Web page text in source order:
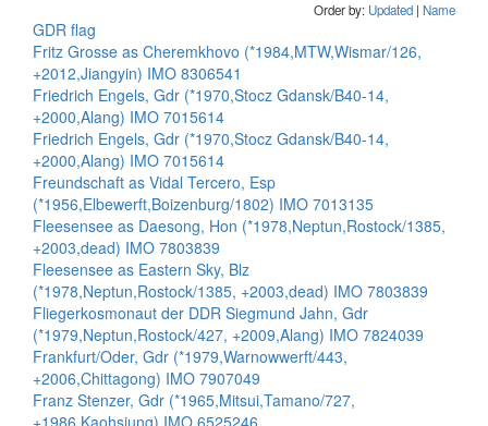
Order by: Updated | Name
GDR flag
Fritz Grosse as Cheremkhovo (*1984,MTW,Wismar/126,
+2012,Jiangyin) IMO 8306541
Friedrich Engels, Gdr (*1970,Stocz Gdansk/B40-14,
+2000,Alang) IMO 7015614
Friedrich Engels, Gdr (*1970,Stocz Gdansk/B40-14,
+2000,Alang) IMO 7015614
Freundschaft as Vidal Tercero, Esp
(*1956,Elbewerft,Boizenburg/1802) IMO 7013135
Fleesensee as Daesong, Hon (*1978,Neptun,Rostock/1385,
+2003,dead) IMO 7803839
Fleesensee as Eastern Sky, Blz
(*1978,Neptun,Rostock/1385, +2003,dead) IMO 7803839
Fliegerkosmonaut der DDR Siegmund Jahn, Gdr
(*1979,Neptun,Rostock/427, +2009,Alang) IMO 7824039
Frankfurt/Oder, Gdr (*1979,Warnowwerft/443,
+2006,Chittagong) IMO 7907049
Franz Stenzer, Gdr (*1965,Mitsui,Tamano/727,
+1986,Kaohsiung) IMO 6525246